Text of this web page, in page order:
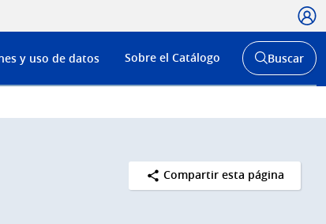
Menú
de
y uso de datos Sobre el Catálogo
Abrir
buscador
Buscar
Compartir esta página